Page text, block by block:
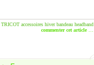
TRICOT accessoires hiver bandeau headband
commenter cet article